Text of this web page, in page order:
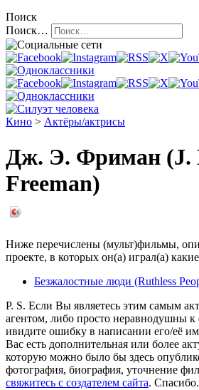
Поиск
Поиск…
Кино > Актёры/актрисы
Дж. Э. Фриман (J.
Freeman)
Ниже перечислены (мульт)фильмы,
проекте, в которых он(а) играл(а)
Безжалостные люди (Ruthless
P. S. Если Вы являетесь этим самым
агентом, либо просто неравнодушны к
ивидите ошибку в написании его/её
Вас есть дополнительная или более
которую можно было бы здесь
фотография, биография, уточнение
свяжитесь с создателем сайта. Спасибо.